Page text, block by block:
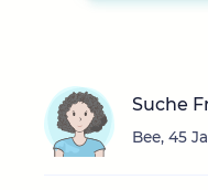
Suche
Bee, 45